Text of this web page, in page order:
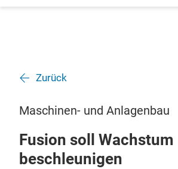
Zurück
Maschinen- und Anlagenbau
Fusion soll Wachstum
beschleunigen